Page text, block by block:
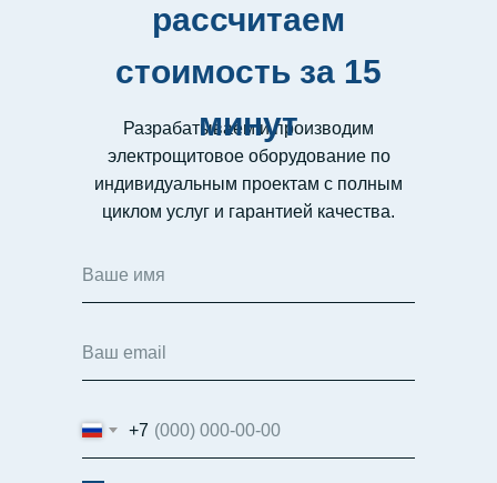
Разрабатываем и производим
электрощитовое оборудование по
индивидуальным проектам с полным
циклом услуг и гарантией качества.
рассчитаем
стоимость за 15
минут
+7